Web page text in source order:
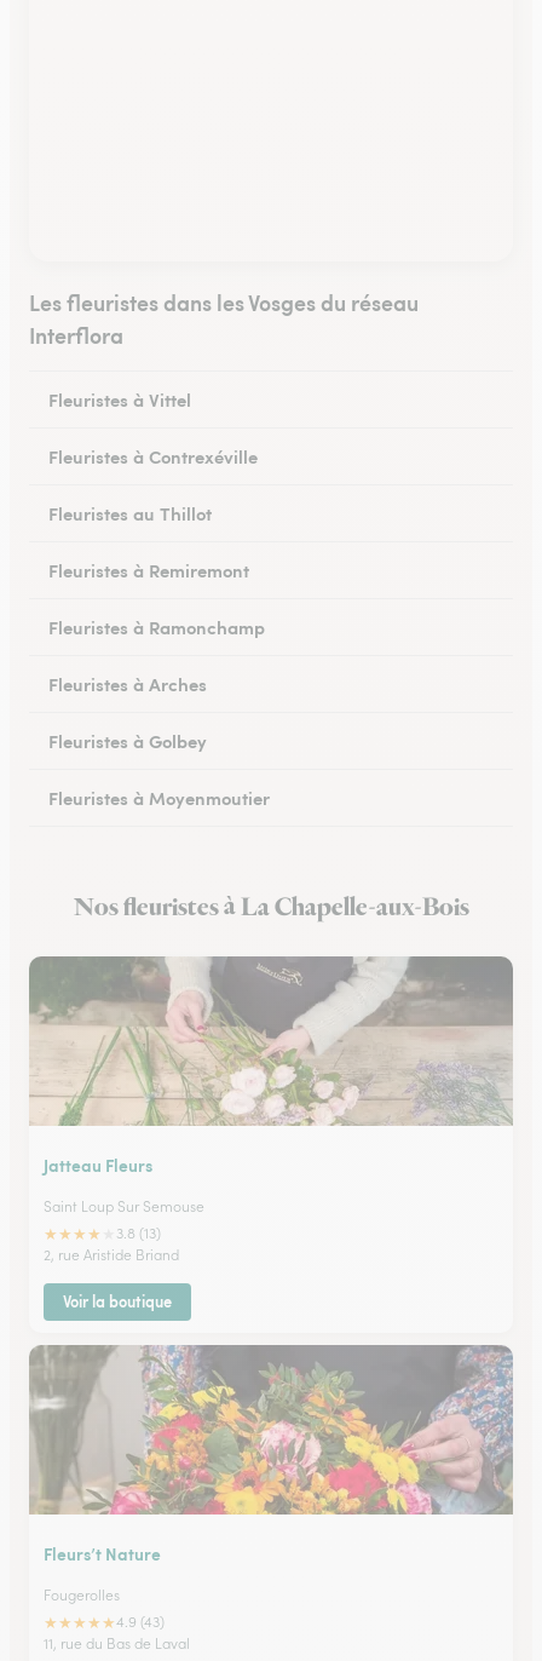
Les fleuristes dans les Vosges du réseau
Interflora
Fleuristes à Vittel
Fleuristes à Contrexéville
Fleuristes au Thillot
Fleuristes à Remiremont
Fleuristes à Ramonchamp
Fleuristes à Arches
Fleuristes à Golbey
Fleuristes à Moyenmoutier
Fleuristes à Charmes
Nos fleuristes à La Chapelle-aux-Bois
Jatteau Fleurs
Saint Loup Sur Semouse
★★★★
3.8 (13)
2, rue Aristide Briand
Voir la boutique
Fleurs’t Nature
Fougerolles
★★★★★4.9 (43)
11, rue du Bas de Laval